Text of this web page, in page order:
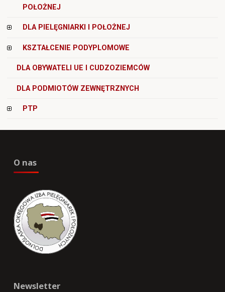
POŁOŻNEJ
DLA PIELĘGNIARKI I POŁOŻNEJ
KSZTAŁCENIE PODYPLOMOWE
DLA OBYWATELI UE I CUDZOZIEMCÓW
DLA PODMIOTÓW ZEWNĘTRZNYCH
PTP
O nas
Newsletter